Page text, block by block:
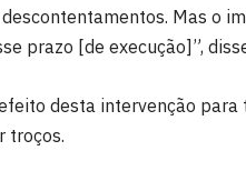
Mas o
prazo [de execução]”,
desta intervenção
troços.